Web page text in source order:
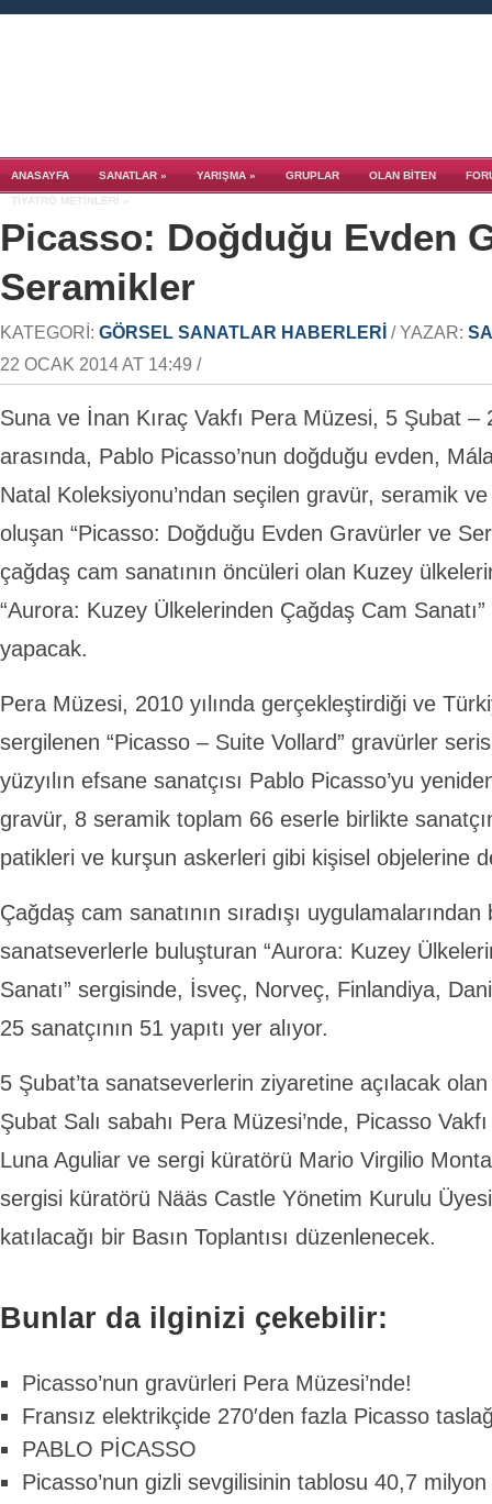
ANASAYFA SANATLAR» YARIŞMA» GRUPLAR OLAN BITEN
TIYATRO METINLERI »
Picasso: Doğduğu Evden
Seramikler
KATEGORI: GÖRSEL SANATLAR HABERLERI / YAZAR:
22 OCAK 2014 AT 14:49 /
Suna ve İnan Kıraç Vakfı Pera Müzesi, 5 Şubat
arasında, Pablo Picasso’nun doğduğu evden,
Natal Koleksiyonu’ndan seçilen gravür, seramik
oluşan “Picasso: Doğduğu Evden Gravürler ve
çağdaş cam sanatının öncüleri olan Kuzey
“Aurora: Kuzey Ülkelerinden Çağdaş Cam
yapacak.
Pera Müzesi, 2010 yılında gerçekleştirdiği ve
sergilenen “Picasso – Suite Vollard” gravürler
yüzyılın efsane sanatçısı Pablo Picasso’yu
gravür, 8 seramik toplam 66 eserle birlikte
patikleri ve kurşun askerleri gibi kişisel objelerine
Çağdaş cam sanatının sıradışı
sanatseverlerle buluşturan “Aurora: Kuzey
Sanatı” sergisinde, İsveç, Norveç, Finlandiya,
25 sanatçının 51 yapıtı yer alıyor.
5 Şubat’ta sanatseverlerin ziyaretine açılacak
Şubat Salı sabahı Pera Müzesi’nde, Picasso
Luna Aguliar ve sergi küratörü Mario Virgilio
sergisi küratörü Nääs Castle Yönetim Kurulu
katılacağı bir Basın Toplantısı düzenlenecek.
Bunlar da ilginizi çekebilir:
Picasso’nun gravürleri Pera Müzesi’nde!
Fransız elektrikçide 270′den fazla Picasso
PABLO PİCASSO
Picasso’nun gizli sevgilisinin tablosu 40,7 milyon